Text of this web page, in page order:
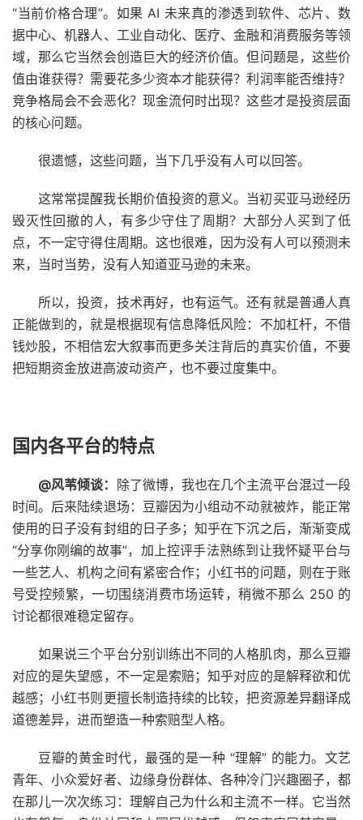
“当前价格合理”。如果 AI 未来真的渗透到软件、芯片、数
据中心、机器人、工业自动化、医疗、金融和消费服务等领
域，那么它当然会创造巨大的经济价值。但问题是，这些价
值由谁获得？需要花多少资本才能获得？利润率能否维持？
竞争格局会不会恶化？现金流何时出现？这些才是投资层面
的核心问题。
很遗憾，这些问题，当下几乎没有人可以回答。
这常常提醒我长期价值投资的意义。当初买亚马逊经历
毁灭性回撤的人，有多少守住了周期？大部分人买到了低
点，不一定守得住周期。这也很难，因为没有人可以预测未
来，当时当势，没有人知道亚马逊的未来。
所以，投资，技术再好，也有运气。还有就是普通人真
正能做到的，就是根据现有信息降低风险：不加杠杆，不借
钱炒股，不相信宏大叙事而更多关注背后的真实价值，不要
把短期资金放进高波动资产，也不要过度集中。
国内各平台的特点
@风苇倾谈：
除了微博，我也在几个主流平台混过一段
时间。后来陆续退场：豆瓣因为小组动不动就被炸，能正常
使用的日子没有封组的日子多；知乎在下沉之后，渐渐变成
“分享你刚编的故事”，加上控评手法熟练到让我怀疑平台与
一些艺人、机构之间有紧密合作；小红书的问题，则在于账
号受控频繁，一切围绕消费市场运转，稍微不那么 250 的
讨论都很难稳定留存。
如果说三个平台分别训练出不同的人格肌肉，那么豆瓣
对应的是失望感，不一定是索赔；知乎对应的是解释欲和优
越感；小红书则更擅长制造持续的比较，把资源差异翻译成
道德差异，进而塑造一种索赔型人格。
豆瓣的黄金时代，最强的是一种 “理解” 的能力。文艺
青年、小众爱好者、边缘身份群体、各种冷门兴趣圈子，都
在那儿一次次练习：理解自己为什么和主流不一样。它当然